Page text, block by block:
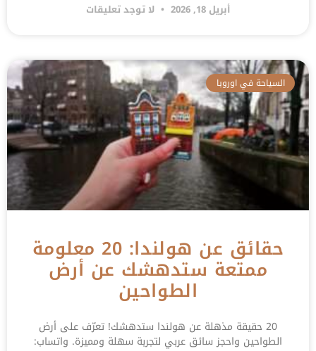
أبريل 18, 2026 لا توجد تعليقات
السياحة في اوروبا
حقائق عن هولندا: 20 معلومة
ممتعة ستدهشك عن أرض
الطواحين
20 حقيقة مذهلة عن هولندا ستدهشك! تعرّف على أرض
الطواحين واحجز سائق عربي لتجربة سهلة ومميزة. واتساب: